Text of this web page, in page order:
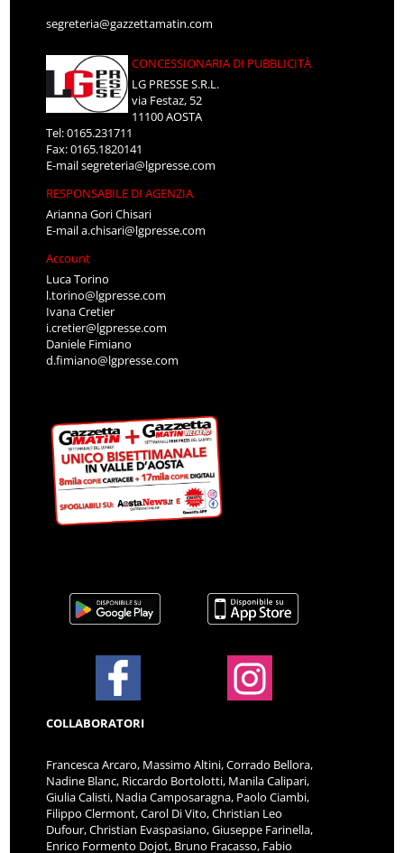
segreteria@gazzettamatin.com
CONCESSIONARIA DI PUBBLICITÀ
LG PRESSE S.R.L.
via Festaz, 52
11100 AOSTA
Tel: 0165.231711
Fax: 0165.1820141
E-mailsegreteria@lgpresse.com
RESPONSABILE DI AGENZIA
Arianna Gori Chisari
E-maila.chisari@lgpresse.com
Account
Luca Torino
l.torino@lgpresse.com
Ivana Cretier
i.cretier@lgpresse.com
Daniele Fimiano
d.fimiano@lgpresse.com
COLLABORATORI
Francesca Arcaro, Massimo Altini, Corrado Bellora,
Nadine Blanc, Riccardo Bortolotti, Manila Calipari,
Giulia Calisti, Nadia Camposaragna, Paolo Ciambi,
Filippo Clermont, Carol Di Vito, Christian Leo
Dufour, Christian Evaspasiano, Giuseppe Farinella,
Enrico Formento Dojot, Bruno Fracasso, Fabio